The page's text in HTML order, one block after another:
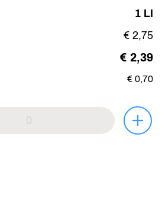
1 LI
€ 2,75
€ 2,39
€ 0,70